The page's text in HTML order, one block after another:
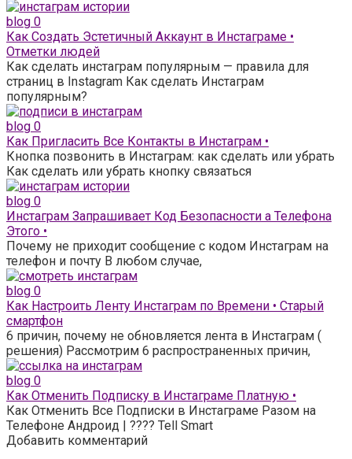
blog 0
Как Создать Эстетичный Аккаунт в Инстаграме •
Отметки людей
Как сделать инстаграм популярным — правила для
страниц в Instagram Как сделать Инстаграм
популярным?
blog 0
Как Пригласить Все Контакты в Инстаграм •
Кнопка позвонить в Инстаграм: как сделать или убрать
Как сделать или убрать кнопку связаться
blog 0
Инстаграм Запрашивает Код Безопасности а Телефона
Этого •
Почему не приходит сообщение с кодом Инстаграм на
телефон и почту В любом случае,
blog 0
Как Настроить Ленту Инстаграм по Времени • Старый
смартфон
6 причин, почему не обновляется лента в Инстаграм (
решения) Рассмотрим 6 распространенных причин,
blog 0
Как Отменить Подписку в Инстаграме Платную •
Как Отменить Все Подписки в Инстаграме Разом на
Телефоне Андроид | ???? Tell Smart
Добавить комментарий